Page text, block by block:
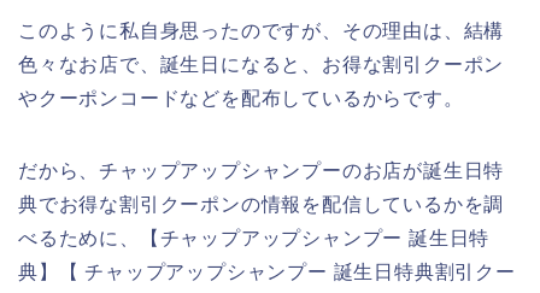
このように私自身思ったのですが、その理由は、結構
色々なお店で、誕生日になると、お得な割引クーポン
やクーポンコードなどを配布しているからです。
だから、チャップアップシャンプーのお店が誕生日特
典でお得な割引クーポンの情報を配信しているかを調
べるために、【チャップアップシャンプー 誕生日特
典】【 チャップアップシャンプー 誕生日特典割引クー